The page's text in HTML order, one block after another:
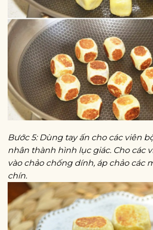
Bước 5: Dùng tay ấn cho các viên
nhân thành hình lục giác. Cho các
vào chảo chống dính, áp chảo các
chín.